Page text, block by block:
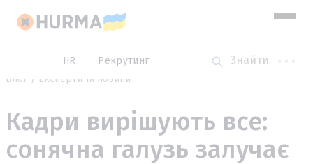
HR
Рекрутинг
Блог
Експерти та новини
Кадри вирішують все:
сонячна галузь залучає